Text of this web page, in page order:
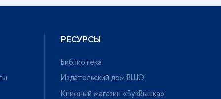
РЕСУРСЫ
Библиотека
Издательский дом ВШЭ
Книжный магазин «БукВышка»